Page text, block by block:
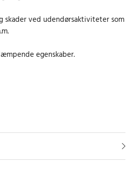
ved udendørsaktiviteter som
egenskaber.